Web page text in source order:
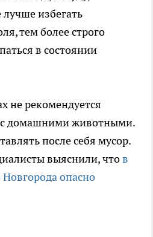
лучше избегать
тем более строго
в состоянии
не рекомендуется
с домашними животными.
после себя мусор.
выяснили, чтов
опасно